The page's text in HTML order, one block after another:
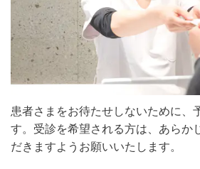
患者さまをお待たせしないために、
す。受診を希望される方は、あらか
だきますようお願いいたします。